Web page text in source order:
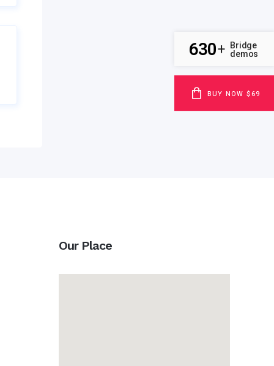
Our Place
630+ Bridge
demos
BUY NOW $69